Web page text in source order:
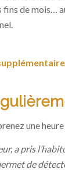
fins de mois…
une
a pris
de